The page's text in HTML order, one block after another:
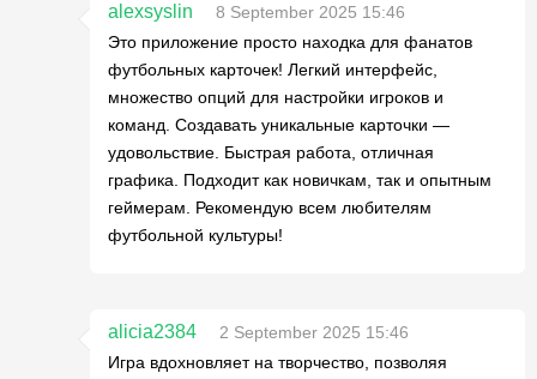
alexsyslin
8 September 2025 15:46
Это приложение просто находка для фанатов
футбольных карточек! Легкий интерфейс,
множество опций для настройки игроков и
команд. Создавать уникальные карточки —
удовольствие. Быстрая работа, отличная
графика. Подходит как новичкам, так и опытным
геймерам. Рекомендую всем любителям
футбольной культуры!
alicia2384
2 September 2025 15:46
Игра вдохновляет на творчество, позволяя